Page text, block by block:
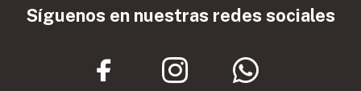
Síguenos en nuestras redes sociales